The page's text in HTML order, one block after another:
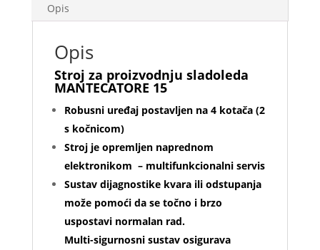
Opis
Opis
Stroj za proizvodnju sladoleda
MANTECATORE 15
Robusni uređaj postavljen na 4 kotača (2
s kočnicom)
Stroj je opremljen naprednom
elektronikom – multifunkcionalni servis
Sustav dijagnostike kvara ili odstupanja
može pomoći da se točno i brzo
uspostavi normalan rad.
Multi-sigurnosni sustav osigurava